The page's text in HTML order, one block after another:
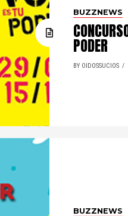
BUZZNEWS
PODER
BY OIDOSSUCIOS
BUZZNEWS